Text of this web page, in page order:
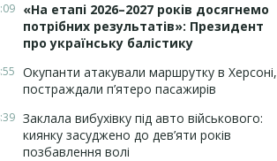
«На етапі 2026–2027 років досягнемо
потрібних результатів»: Президент
про українську балістику
Окупанти атакували маршрутку в Херсоні,
постраждали п’ятеро пасажирів
Заклала вибухівку під авто військового:
киянку засуджено до дев’яти років
позбавлення волі